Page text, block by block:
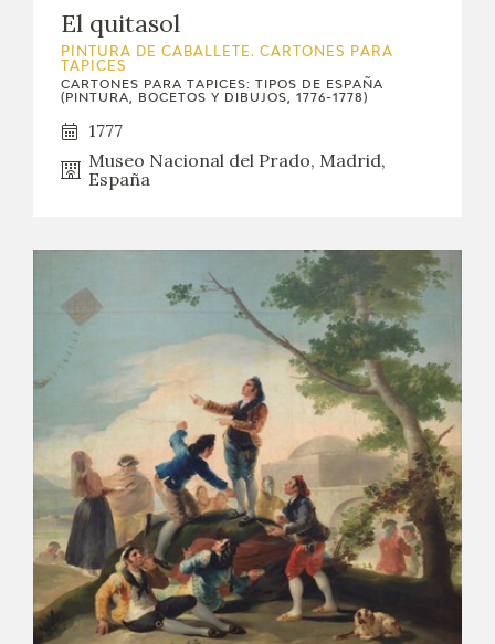
El quitasol
PINTURA DE CABALLETE. CARTONES PARA
TAPICES
CARTONES PARA TAPICES: TIPOS DE ESPAÑA
(PINTURA, BOCETOS Y DIBUJOS, 1776-1778)
1777
Museo Nacional del Prado, Madrid,
España